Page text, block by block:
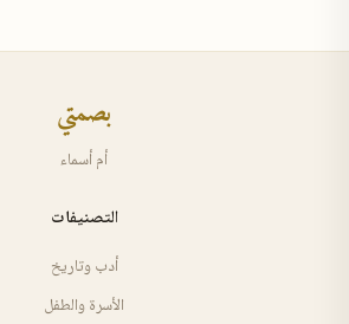
بصمتي
أم أسماء
التصنيفات
أدب وتاريخ
الأسرة والطفل